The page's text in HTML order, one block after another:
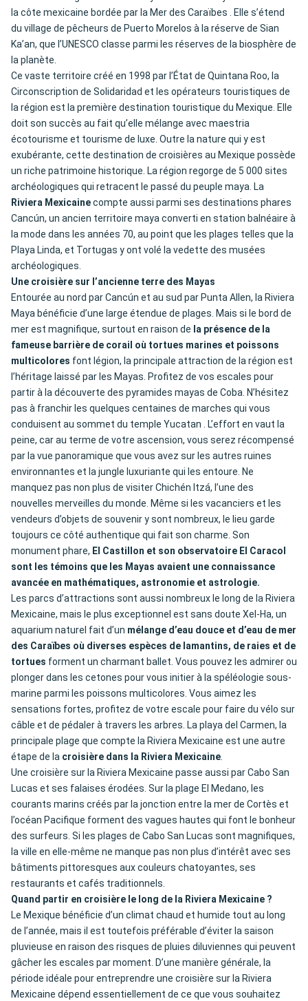
la côte mexicaine bordée par la Mer des Caraïbes . Elle s’étend
du village de pêcheurs de Puerto Morelos à la réserve de Sian
Ka’an, que l’UNESCO classe parmi les réserves de la biosphère de
la planète.
Ce vaste territoire créé en 1998 par l’État de Quintana Roo, la
Circonscription de Solidaridad et les opérateurs touristiques de
la région est la première destination touristique du Mexique. Elle
doit son succès au fait qu’elle mélange avec maestria
écotourisme et tourisme de luxe. Outre la nature qui y est
exubérante, cette destination de croisières au Mexique possède
un riche patrimoine historique. La région regorge de 5 000 sites
archéologiques qui retracent le passé du peuple maya. La
Riviera Mexicainecompte aussi parmi ses destinations phares
Cancún, un ancien territoire maya converti en station balnéaire à
la mode dans les années 70, au point que les plages telles que la
Playa Linda, et Tortugas y ont volé la vedette des musées
archéologiques.
Une croisière sur l’ancienne terre des Mayas
Entourée au nord par Cancún et au sud par Punta Allen, la Riviera
Maya bénéficie d’une large étendue de plages. Mais si le bord de
mer est magnifique, surtout en raison de la présence de la
fameuse barrière de corail où tortues marines et poissons
multicolores font légion, la principale attraction de la région est
l’héritage laissé par les Mayas. Profitez de vos escales pour
partir à la découverte des pyramides mayas de Coba. N’hésitez
pas à franchir les quelques centaines de marches qui vous
conduisent au sommet du temple Yucatan . L’effort en vaut la
peine, car au terme de votre ascension, vous serez récompensé
par la vue panoramique que vous avez sur les autres ruines
environnantes et la jungle luxuriante qui les entoure. Ne
manquez pas non plus de visiter Chichén Itzá, l’une des
nouvelles merveilles du monde. Même si les vacanciers et les
vendeurs d’objets de souvenir y sont nombreux, le lieu garde
toujours ce côté authentique qui fait son charme. Son
monument phare, El Castillon et son observatoire El Caracol
sont les témoins que les Mayas avaient une connaissance
avancée en mathématiques, astronomie et astrologie.
Les parcs d’attractions sont aussi nombreux le long de la Riviera
Mexicaine, mais le plus exceptionnel est sans doute Xel-Ha, un
aquarium naturel fait d’un mélange d’eau douce et d’eau de mer
des Caraïbes où diverses espèces de lamantins, de raies et de
tortues forment un charmant ballet. Vous pouvez les admirer ou
plonger dans les cetones pour vous initier à la spéléologie sous-
marine parmi les poissons multicolores. Vous aimez les
sensations fortes, profitez de votre escale pour faire du vélo sur
câble et de pédaler à travers les arbres. La playa del Carmen, la
principale plage que compte la Riviera Mexicaine est une autre
étape de la croisière dans la Riviera Mexicaine.
Une croisière sur la Riviera Mexicaine passe aussi par Cabo San
Lucas et ses falaises érodées. Sur la plage El Medano, les
courants marins créés par la jonction entre la mer de Cortès et
l’océan Pacifique forment des vagues hautes qui font le bonheur
des surfeurs. Si les plages de Cabo San Lucas sont magnifiques,
la ville en elle-même ne manque pas non plus d’intérêt avec ses
bâtiments pittoresques aux couleurs chatoyantes, ses
restaurants et cafés traditionnels.
Quand partir en croisière le long de la Riviera Mexicaine ?
Le Mexique bénéficie d’un climat chaud et humide tout au long
de l’année, mais il est toutefois préférable d’éviter la saison
pluvieuse en raison des risques de pluies diluviennes qui peuvent
gâcher les escales par moment. D’une manière générale, la
période idéale pour entreprendre une croisière sur la Riviera
Mexicaine dépend essentiellement de ce que vous souhaitez